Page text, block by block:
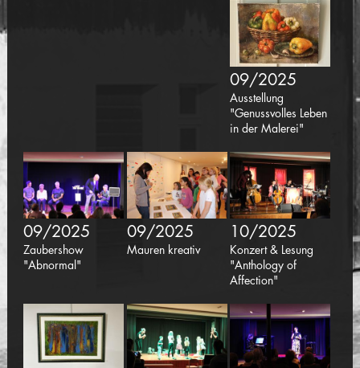
09/2025
Ausstellung
"Genussvolles Leben
in der Malerei"
09/2025
Zaubershow
"Abnormal"
09/2025
Mauren kreativ
10/2025
Konzert & Lesung
"Anthology of
Affection"